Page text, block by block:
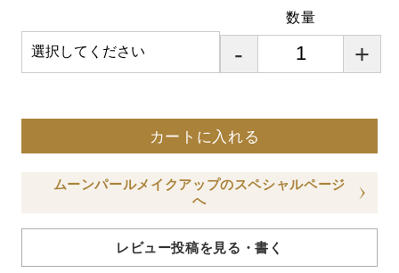
数量
- +
カートに入れる
ムーンパールメイクアップのスペシャルページ
へ
レビュー投稿を見る・書く